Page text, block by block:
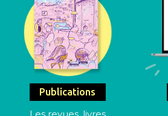
Publications